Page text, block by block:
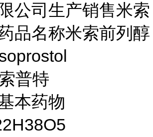
公司生产销售米索
品名称米索前列醇
普特
本药物